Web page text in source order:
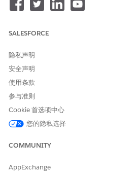
件组合。
区域）进行的工作程序。工作程序步骤有
设置 A：定位、制造和输注全部在纽
集 B：围术期、制造和输液全部在芝
当治疗中心协调员搜索时段时，时段形成
级 1）中的可用时段。如果未找到时段，
个首选项（集 B，优先级 2）。
级治疗管理会在构建时段链时忽略服务
SALESFORCE
隐私声明
安全声明
使用条款
参与准则
Cookie 首选项中心
您的隐私选择
COMMUNITY
AppExchange